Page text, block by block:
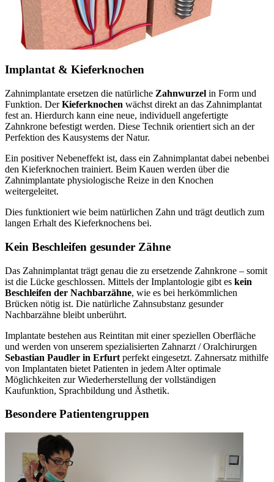
Implantat & Kieferknochen
Zahnimplantate ersetzen die natürliche Zahnwurzel in Form und
Funktion. DerKieferknochen wächst direkt an das Zahnimplantat
fest an. Hierdurch kann eine neue, individuell angefertigte
Zahnkrone befestigt werden. Diese Technik orientiert sich an der
Perfektion des Kausystems der Natur.
Ein positiver Nebeneffekt ist, dass ein Zahnimplantat dabei nebenbei
den Kieferknochen trainiert. Beim Kauen werden über die
Zahnimplantate physiologische Reize in den Knochen
weitergeleitet.
Dies funktioniert wie beim natürlichen Zahn und trägt deutlich zum
langen Erhalt des Kieferknochens bei.
Kein Beschleifen gesunder Zähne
Das Zahnimplantat trägt genau die zu ersetzende Zahnkrone – somit
ist die Lücke geschlossen. Mittels der Implantologie gibt es kein
Beschleifen der Nachbarzähne, wie es bei herkömmlichen
Brücken nötig ist. Die natürliche Zahnsubstanz gesunder
Nachbarzähne bleibt unberührt.
Implantate bestehen aus Reintitan mit einer speziellen Oberfläche
und werden von unserem spezialisierten Zahnarzt / Oralchirurgen
Sebastian Paudler in Erfurt perfekt eingesetzt. Zahnersatz mithilfe
von Implantaten bietet Patienten in jedem Alter optimale
Möglichkeiten zur Wiederherstellung der vollständigen
Kaufunktion, Sprachbildung und Ästhetik.
Besondere Patientengruppen